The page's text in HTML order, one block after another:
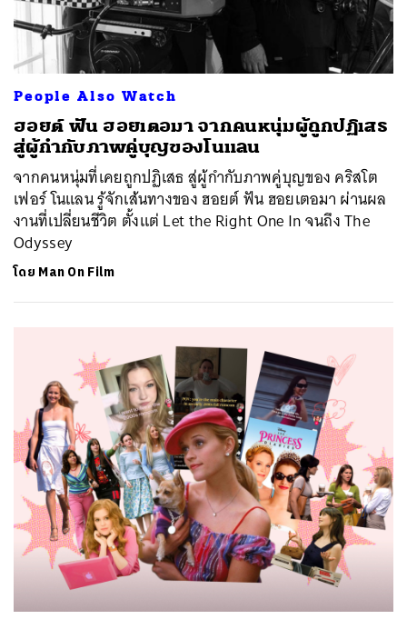
People Also Watch
ฮอยต์ ฟัน ฮอยเตอมา จากคนหนุ่มผู้ถูกปฏิเสธ
สู่ผู้กำกับภาพคู่บุญของโนแลน
จากคนหนุ่มที่เคยถูกปฏิเสธ สู่ผู้กำกับภาพคู่บุญของ คริสโต
เฟอร์ โนแลน รู้จักเส้นทางของ ฮอยต์ ฟัน ฮอยเตอมา ผ่านผล
งานที่เปลี่ยนชีวิต ตั้งแต่ Let the Right One In จนถึง The
Odyssey
โดย Man On Film